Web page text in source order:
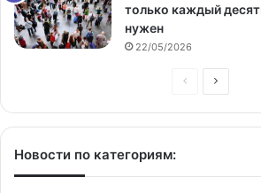
только каждый
нужен
22/05/2026
Предыдущая
Новости по категориям: